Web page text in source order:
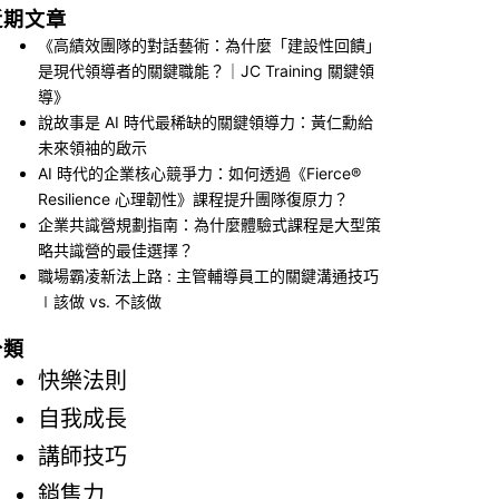
文章
《高績效團隊的對話藝術：為什麼「建設性回饋」
是現代領導者的關鍵職能？｜JC Training 關鍵領
導》
說故事是 AI 時代最稀缺的關鍵領導力：黃仁勳給
未來領袖的啟示
AI 時代的企業核心競爭力：如何透過《Fierce®
Resilience 心理韌性》課程提升團隊復原力？
企業共識營規劃指南：為什麼體驗式課程是大型策
略共識營的最佳選擇？
職場霸凌新法上路 : 主管輔導員工的關鍵溝通技巧
∣該做 vs. 不該做
快樂法則
自我成長
講師技巧